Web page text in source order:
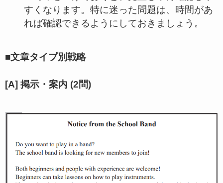
すくなります。特に迷った問題は、時間があ
れば確認できるようにしておきましょう。
■文章タイプ別戦略
[A] 掲示・案内 (2問)